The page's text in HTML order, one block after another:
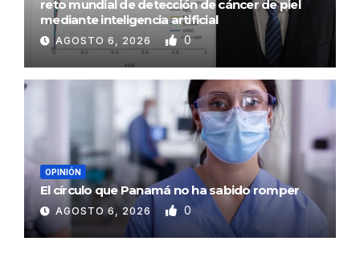
reto mundial de detección de cáncer de piel
mediante inteligencia artificial
AGOSTO 6, 2026 0
OPINIÓN
El círculo que Panamá no ha sabido romper
AGOSTO 6, 2026 0